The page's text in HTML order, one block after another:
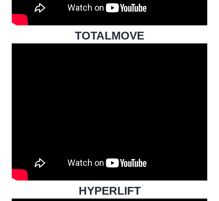
TOTALMOVE
HYPERLIFT